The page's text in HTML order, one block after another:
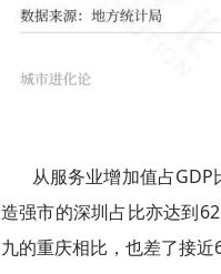
从服务业增加值占
造强市的深圳占比亦达到
九的重庆相比，也差了接近